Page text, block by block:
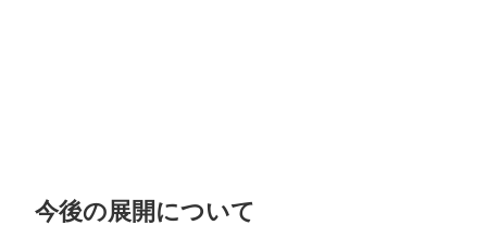
今後の展開について